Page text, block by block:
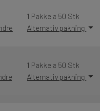
1 Pakke a 50 Stk
Alternativ pakning
1 Pakke a 50 Stk
Alternativ pakning